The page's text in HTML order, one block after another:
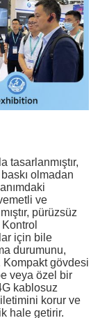
tasarlanmıştır,
olmadan
ve
pürüzsüz
için bile
durumunu,
Kompakt gövdesi
veya özel bir
kablosuz
korur ve
hale getirir.